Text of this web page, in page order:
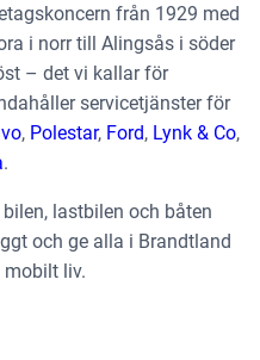
från 1929 med
i norr till Alingsås i söder
– det vi kallar för
servicetjänster för
, Polestar, Ford, Lynk & Co,
.
lastbilen och båten
och ge alla i Brandtland
liv.